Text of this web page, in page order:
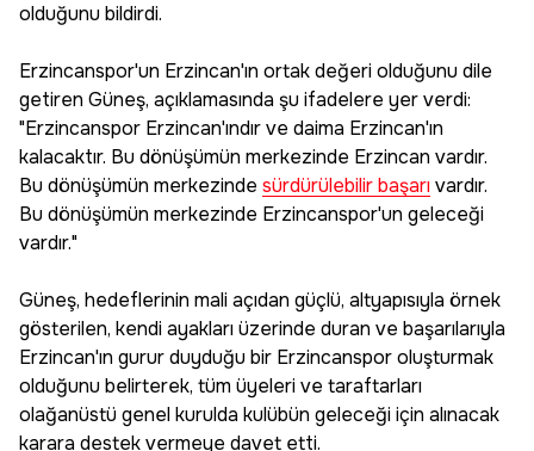
olduğunu bildirdi.
Erzincanspor'un Erzincan'ın ortak değeri olduğunu dile
getiren Güneş, açıklamasında şu ifadelere yer verdi:
"Erzincanspor Erzincan'ındır ve daima Erzincan'ın
kalacaktır. Bu dönüşümün merkezinde Erzincan vardır.
Bu dönüşümün merkezinde sürdürülebilir başarıvardır.
Bu dönüşümün merkezinde Erzincanspor'un geleceği
vardır."
Güneş, hedeflerinin mali açıdan güçlü, altyapısıyla örnek
gösterilen, kendi ayakları üzerinde duran ve başarılarıyla
Erzincan'ın gurur duyduğu bir Erzincanspor oluşturmak
olduğunu belirterek, tüm üyeleri ve taraftarları
olağanüstü genel kurulda kulübün geleceği için alınacak
karara destek vermeye davet etti.